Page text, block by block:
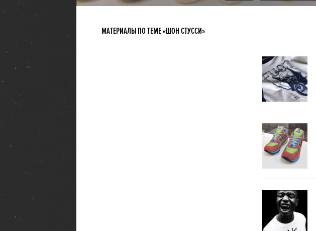
МАТЕРИАЛЫ ПО ТЕМЕ «ШОН СТУССИ»